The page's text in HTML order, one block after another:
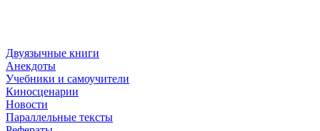
Двуязычные книги
Анекдоты
Учебники и самоучители
Киносценарии
Новости
Параллельные тексты